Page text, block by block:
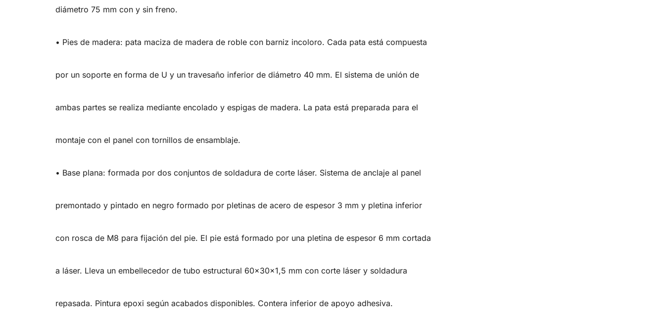
diámetro 75 mm con y sin freno.
• Pies de madera: pata maciza de madera de roble con barniz incoloro. Cada pata está compuesta
por un soporte en forma de U y un travesaño inferior de diámetro 40 mm. El sistema de unión de
ambas partes se realiza mediante encolado y espigas de madera. La pata está preparada para el
montaje con el panel con tornillos de ensamblaje.
• Base plana: formada por dos conjuntos de soldadura de corte láser. Sistema de anclaje al panel
premontado y pintado en negro formado por pletinas de acero de espesor 3 mm y pletina inferior
con rosca de M8 para fijación del pie. El pie está formado por una pletina de espesor 6 mm cortada
a láser. Lleva un embellecedor de tubo estructural 60x30x1,5 mm con corte láser y soldadura
repasada. Pintura epoxi según acabados disponibles. Contera inferior de apoyo adhesiva.